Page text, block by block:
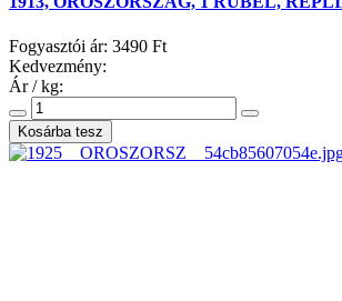
Fogyasztói ár: 3490 Ft
Kedvezmény:
Ár / kg: